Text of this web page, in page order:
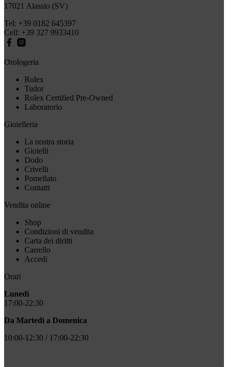
17021 Alassio (SV)
Tel: +39 0182 645397
Cell: +39 327 9933410
Orologeria
Rolex
Tudor
Rolex Certified Pre-Owned
Laboratorio
Gioielleria
La nostra storia
Gioielli
Dodo
Crivelli
Pomellato
Contatti
Vendita online
Shop
Condizioni di vendita
Carta dei diritti
Carrello
Accedi
Orari
Lunedì
17:00-22:30
Da Martedì a Domenica
10:00-12:30 / 17:00-22:30